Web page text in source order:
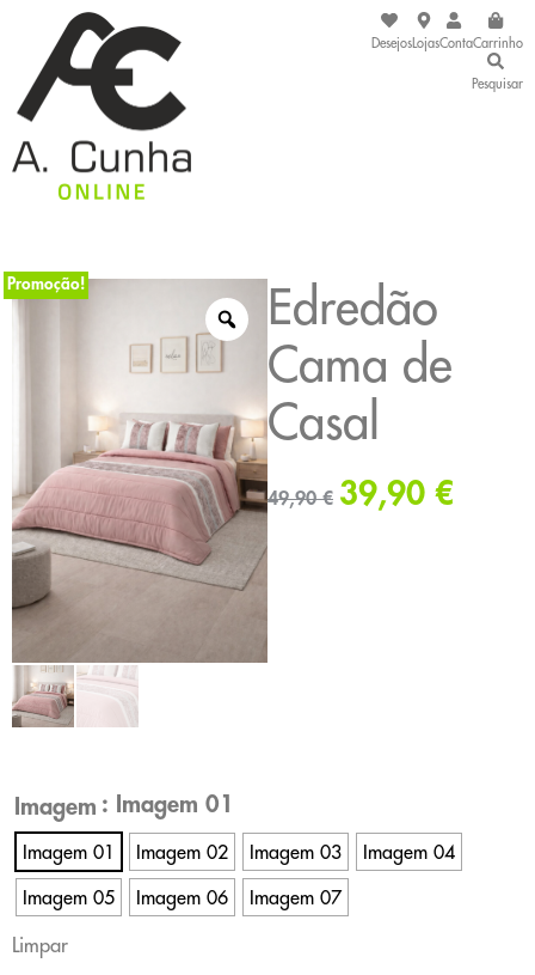
DesejosLojasContaCarrinho
Pesquisar
Promoção!
Edredão
Cama de
Casal
49,90€ 39,90 €
Imagem : Imagem 01
Imagem 01 Imagem 02 Imagem 03
Imagem 04
Imagem 05
Imagem 06 Imagem 07
Limpar